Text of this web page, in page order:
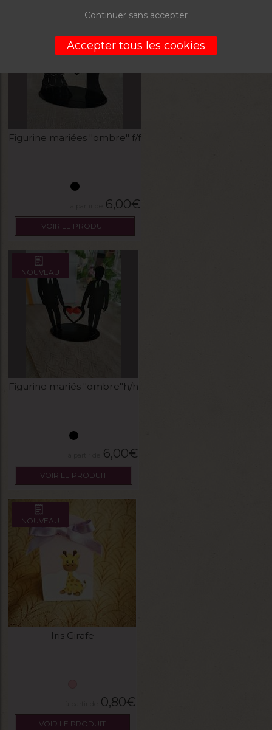
Figurine mariées "ombre" f/f
6,00€
VOIR LE PRODUIT
NOUVEAU
Figurine mariés "ombre"h/h
6,00€
VOIR LE PRODUIT
NOUVEAU
Iris Girafe
0,80€
VOIR LE PRODUIT
Continuer sans accepter
Accepter tous les cookies